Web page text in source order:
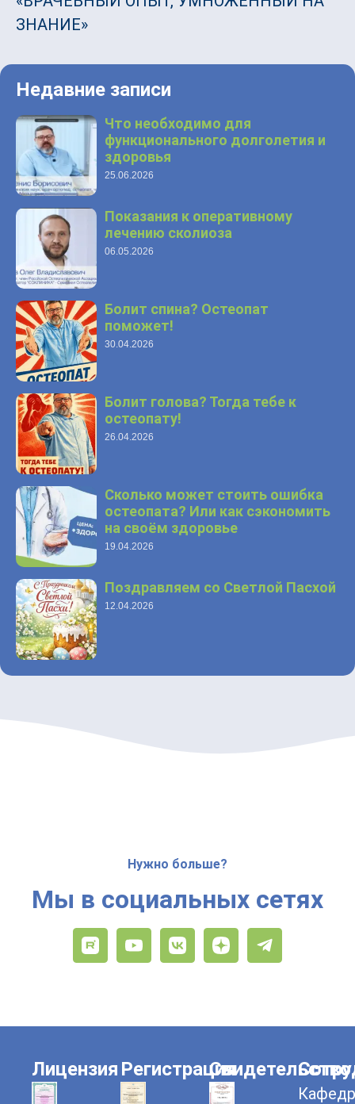
ЗНАНИЕ»
Недавние записи
Что необходимо для
функционального долголетия и
здоровья
25.06.2026
Показания к оперативному
лечению сколиоза
06.05.2026
Болит спина? Остеопат
поможет!
30.04.2026
Болит голова? Тогда тебе к
остеопату!
26.04.2026
Сколько может стоить ошибка
остеопата? Или как сэкономить
на своём здоровье
19.04.2026
Поздравляем со Светлой Пасхой
12.04.2026
Нужно больше?
Мы в социальных сетях
Лицензия РегистрацияСвидетельство